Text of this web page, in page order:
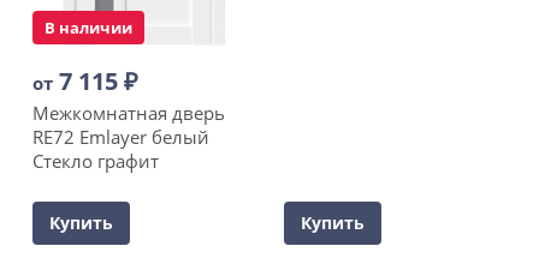
В наличии
от 7 115₽
Межкомнатная дверь
RE72 Emlayer белый
Стекло графит
Купить Купить